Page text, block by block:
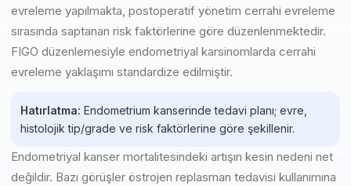
evreleme yapılmakta, postoperatif yönetim cerrahi evreleme
sırasında saptanan risk faktörlerine göre düzenlenmektedir.
FIGO düzenlemesiyle endometriyal karsinomlarda cerrahi
evreleme yaklaşımı standardize edilmiştir.
Hatırlatma: Endometrium kanserinde tedavi planı; evre,
histolojik tip/grade ve risk faktörlerine göre şekillenir.
Endometriyal kanser mortalitesindeki artışın kesin nedeni net
değildir. Bazı görüşler östrojen replasman tedavisi kullanımına